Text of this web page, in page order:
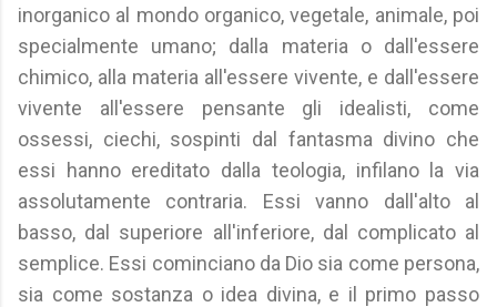
inorganico al mondo organico, vegetale, animale, poi
specialmente umano; dalla materia o dall'essere
chimico, alla materia all'essere vivente, e dall'essere
vivente all'essere pensante gli idealisti, come
ossessi, ciechi, sospinti dal fantasma divino che
essi hanno ereditato dalla teologia, infilano la via
assolutamente contraria. Essi vanno dall'alto al
basso, dal superiore all'inferiore, dal complicato al
semplice. Essi cominciano da Dio sia come persona,
sia come sostanza o idea divina, e il primo passo